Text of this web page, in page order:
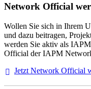
Network Official
Wollen Sie sich in Ihrem
und dazu beitragen,
werden Sie aktiv als
Official der IAPM
Jetzt Network Official